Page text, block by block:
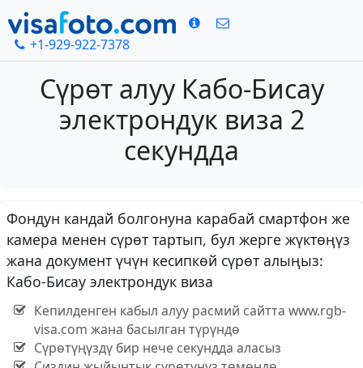
+1-929-922-7378
Сүрөт алуу Кабо-Бисау
электрондук виза 2
секундда
Фондун кандай болгонуна карабай смартфон же
камера менен сүрөт тартып, бул жерге жүктөңүз
жана документ үчүн кесипкөй сүрөт алыңыз:
Кабо-Бисау электрондук виза
Кепилденген кабыл алуу расмий сайтта www.rgb-
visa.com жана басылган түрүндө
Сүрөтүңүздү бир нече секундда аласыз